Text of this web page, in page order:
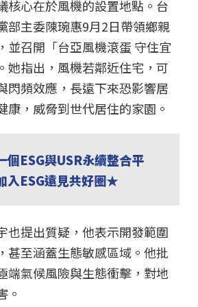
核心在於風機的設置地點。台
部主委陳琬惠9月2日帶領鄉親
並召開「台亞風機滾蛋 守住宜
她指出，風機若鄰近住宅，可
閃頻效應，長遠下來恐影響居
康，威脅到世代居住的家園。
ESG與USR永續整合平
入ESG遠見共好圈★
也提出質疑，他表示開發範圍
甚至涵蓋生態敏感區域。他批
端氣候風險與生態衝擊，對地
。